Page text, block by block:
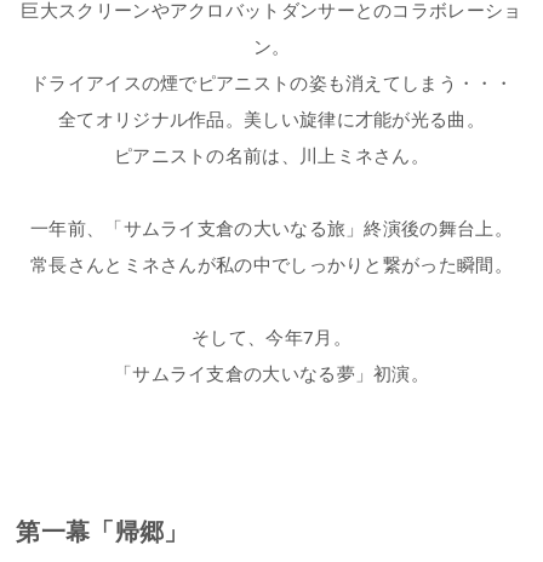
巨大スクリーンやアクロバットダンサーとのコラボレーショ
ン。
ドライアイスの煙でピアニストの姿も消えてしまう・・・
全てオリジナル作品。美しい旋律に才能が光る曲。
ピアニストの名前は、川上ミネさん。
一年前、「サムライ支倉の大いなる旅」終演後の舞台上。
常長さんとミネさんが私の中でしっかりと繋がった瞬間。
そして、今年7月。
「サムライ支倉の大いなる夢」初演。
第一幕「帰郷」